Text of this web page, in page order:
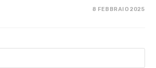
8 FEBBRAIO 2025